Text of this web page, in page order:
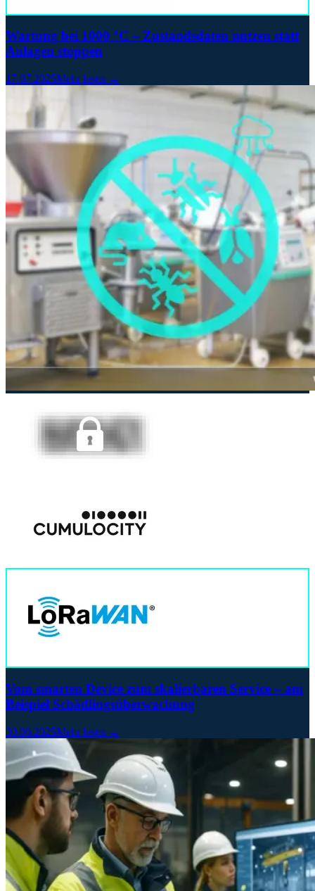
Wartung bei 1000 °C – Zustandsdaten nutzen statt
Anlagen stoppen
17.07.2025Mehr lesen →
Vom smarten Device zum skalierbaren Service – am
Beispiel Schädlingsüberwachung
30.06.2025Mehr lesen →